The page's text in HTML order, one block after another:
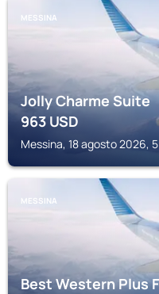
MESSINA
Jolly Charme Suite
963USD
Messina, 18 agosto 2026,
MESSINA
Best Western Plus